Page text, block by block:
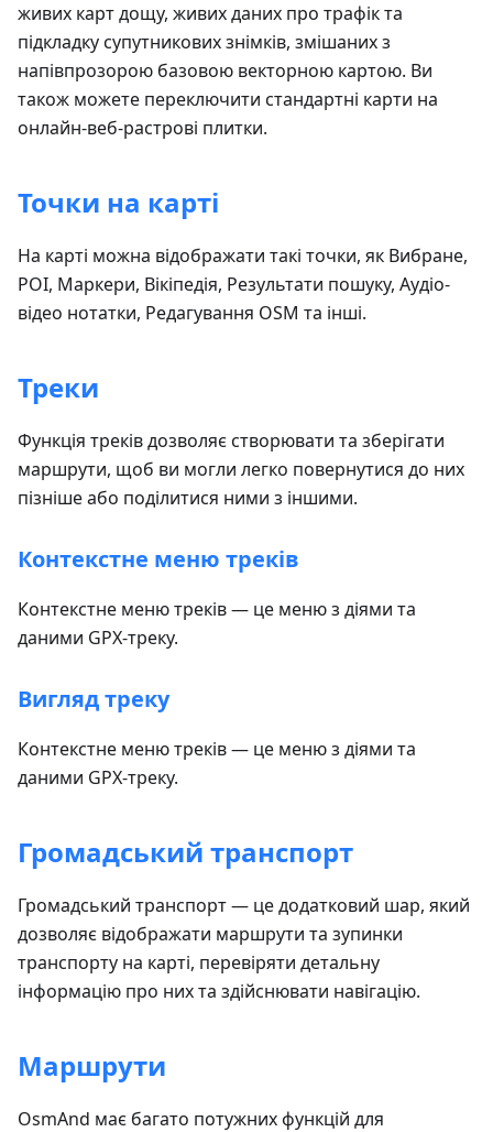
живих карт дощу, живих даних про трафік та
підкладку супутникових знімків, змішаних з
напівпрозорою базовою векторною картою. Ви
також можете переключити стандартні карти на
онлайн-веб-растрові плитки.
Точки на карті
На карті можна відображати такі точки, як Вибране,
POI, Маркери, Вікіпедія, Результати пошуку, Аудіо-
відео нотатки, Редагування OSM та інші.
Треки
Функція треків дозволяє створювати та зберігати
маршрути, щоб ви могли легко повернутися до них
пізніше або поділитися ними з іншими.
Контекстне меню треків
Контекстне меню треків — це меню з діями та
даними GPX-треку.
Вигляд треку
Контекстне меню треків — це меню з діями та
даними GPX-треку.
Громадський транспорт
Громадський транспорт — це додатковий шар, який
дозволяє відображати маршрути та зупинки
транспорту на карті, перевіряти детальну
інформацію про них та здійснювати навігацію.
Маршрути
OsmAnd має багато потужних функцій для